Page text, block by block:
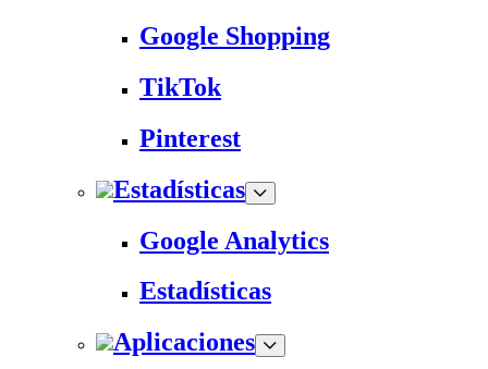
Google Shopping
TikTok
Pinterest
Estadísticas
Google Analytics
Estadísticas
Aplicaciones